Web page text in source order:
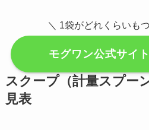
＼ 1袋がどれくらいも
モグワン公式サイ
スクープ（計量スプー
見表